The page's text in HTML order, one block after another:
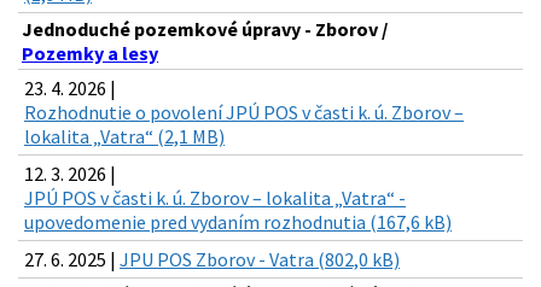
Jednoduché pozemkové úpravy - Zborov /
Pozemky a lesy
23. 4. 2026 |
Rozhodnutie o povolení JPÚ POS v časti k. ú. Zborov –
lokalita „Vatra“ (2,1 MB)
12. 3. 2026 |
JPÚ POS v časti k. ú. Zborov – lokalita „Vatra“ -
upovedomenie pred vydaním rozhodnutia (167,6 kB)
27. 6. 2025 | JPU POS Zborov - Vatra (802,0 kB)